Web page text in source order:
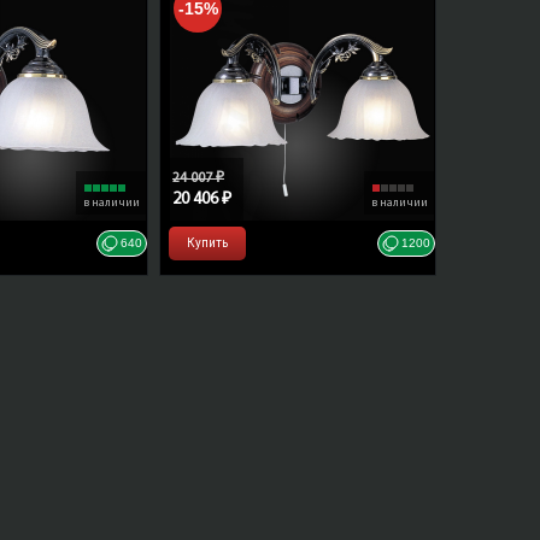
в наличии
640
-15%
24 007 ₽
20 406 ₽ в наличии
Купить 1200